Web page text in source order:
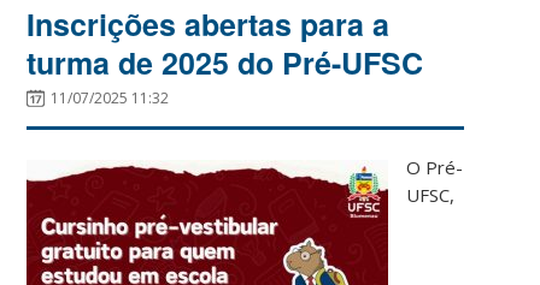
Inscrições abertas para a
turma de 2025 do Pré-UFSC
11/07/2025 11:32
O Pré-
UFSC,